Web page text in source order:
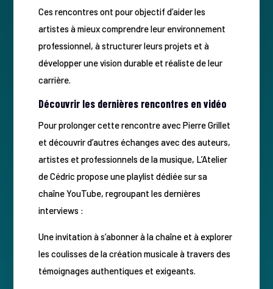
Ces rencontres ont pour objectif d’aider les
artistes à mieux comprendre leur environnement
professionnel, à structurer leurs projets et à
développer une vision durable et réaliste de leur
carrière.
Découvrir les dernières rencontres en vidéo
Pour prolonger cette rencontre avec Pierre Grillet
et découvrir d’autres échanges avec des auteurs,
artistes et professionnels de la musique, L’Atelier
de Cédric propose une playlist dédiée sur sa
chaîne YouTube, regroupant les dernières
interviews :
Une invitation à s’abonner à la chaîne et à explorer
les coulisses de la création musicale à travers des
témoignages authentiques et exigeants.